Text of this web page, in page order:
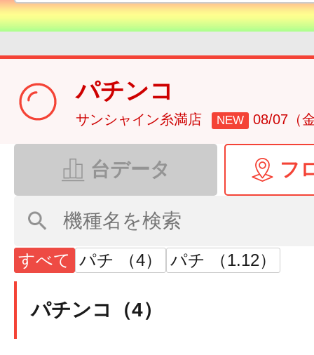
パチンコ
サンシャイン糸満店 NEW 08/07（
台データ フ
すべて パチ （4） パチ （1.12）
パチンコ（4）